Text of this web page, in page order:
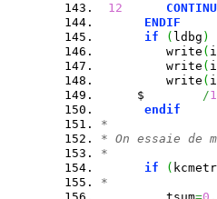
12
ENDIF
if
( ldbg )
         write
(
         write
(
         write
(
     $
/1
endif
*
* On essaie de
*
if
(
*